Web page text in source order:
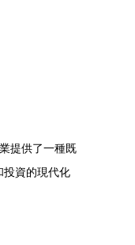
提供了一種既
投資的現代化